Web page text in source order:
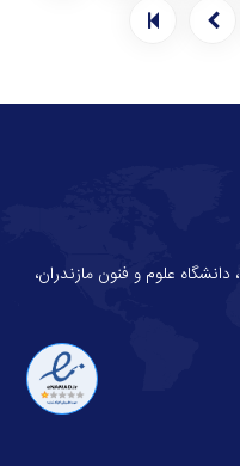
بابل، خیابان شیخ طبرسی، خیابان سرداران ۱۲، دانشگاه علوم و فنون مازندران،